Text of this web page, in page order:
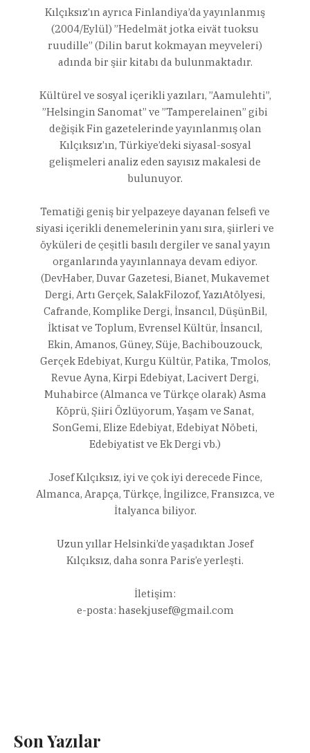
Kılçıksız’ın ayrıca Finlandiya’da yayınlanmış
(2004/Eylül) ”Hedelmät jotka eivät tuoksu
ruudille” (Dilin barut kokmayan meyveleri)
adında bir şiir kitabı da bulunmaktadır.
Kültürel ve sosyal içerikli yazıları, ”Aamulehti”,
”Helsingin Sanomat” ve ”Tamperelainen” gibi
değişik Fin gazetelerinde yayınlanmış olan
Kılçıksız’ın, Türkiye’deki siyasal-sosyal
gelişmeleri analiz eden sayısız makalesi de
bulunuyor.
Tematiği geniş bir yelpazeye dayanan felsefi ve
siyasi içerikli denemelerinin yanı sıra, şiirleri ve
öyküleri de çeşitli basılı dergiler ve sanal yayın
organlarında yayınlannaya devam ediyor.
(DevHaber, Duvar Gazetesi, Bianet, Mukavemet
Dergi, Artı Gerçek, SalakFilozof, YazıAtölyesi,
Cafrande, Komplike Dergi, İnsancıl, DüşünBil,
İktisat ve Toplum, Evrensel Kültür, İnsancıl,
Ekin, Amanos, Güney, Süje, Bachibouzouck,
Gerçek Edebiyat, Kurgu Kültür, Patika, Tmolos,
Revue Ayna, Kirpi Edebiyat, Lacivert Dergi,
Muhabirce (Almanca ve Türkçe olarak) Asma
Köprü, Şiiri Özlüyorum, Yaşam ve Sanat,
SonGemi, Elize Edebiyat, Edebiyat Nöbeti,
Edebiyatist ve Ek Dergi vb.)
Josef Kılçıksız, iyi ve çok iyi derecede Fince,
Almanca, Arapça, Türkçe, İngilizce, Fransızca, ve
İtalyanca biliyor.
Uzun yıllar Helsinki’de yaşadıktan Josef
Kılçıksız, daha sonra Paris’e yerleşti.
İletişim:
e-posta: hasekjusef@gmail.com
Son Yazılar